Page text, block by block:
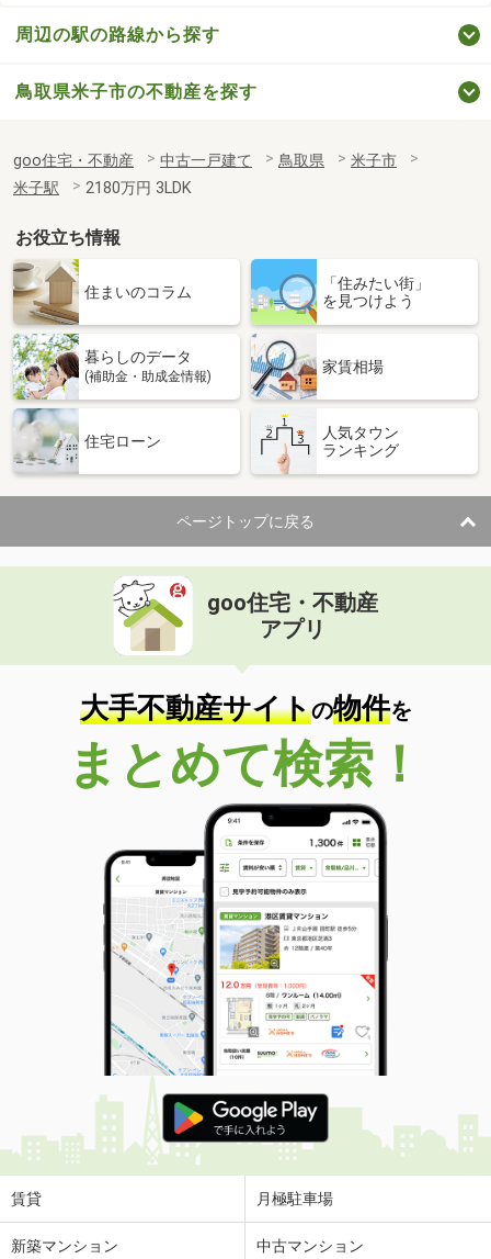
周辺の駅の路線から探す
鳥取県米子市の不動産を探す
goo住宅・不動産 中古一戸建て 鳥取県
米子市
米子駅
2180万円 3LDK
お役立ち情報
住まいのコラム
「住みたい街」
を見つけよう
暮らしのデータ
(補助金・助成金情報)
家賃相場
住宅ローン
人気タウン
ランキング
ページトップに戻る
goo住宅・不動産
アプリ
大手不動産サイトの物件を
まとめて検索！
賃貸 月極駐車場
新築マンション 中古マンション